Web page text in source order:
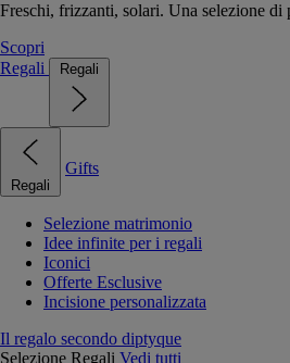
Freschi, frizzanti, solari. Una selezione
Scopri
Regali
Regali
Regali
Gifts
Selezione matrimonio
Idee infinite per i regali
Iconici
Offerte Esclusive
Incisione personalizzata
Il regalo secondo diptyque
Selezione Regali Vedi tutti